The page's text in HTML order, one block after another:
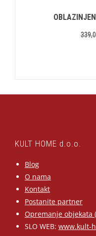
KULT HOME d.o.o.
Blog
O nama
Kontakt
Postanite partner
Opremanje objekata
SLO WEB: www.kult-